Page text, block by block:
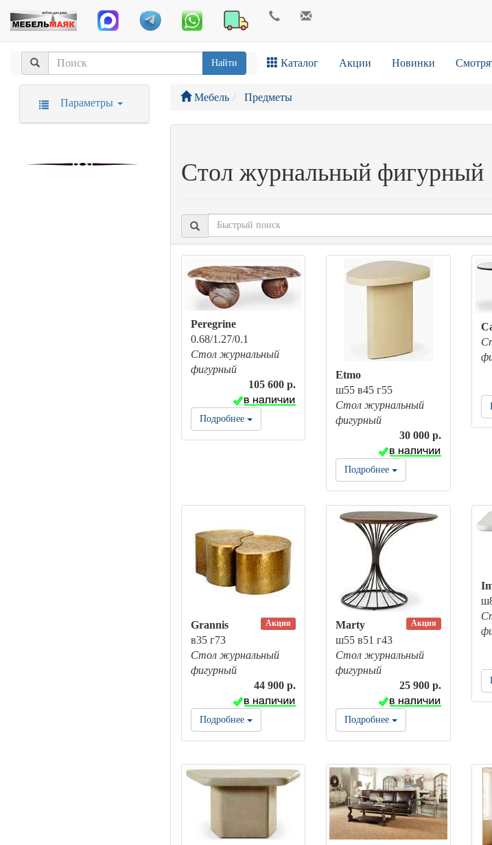
Найти Каталог Акции Новинки
Мебель Предметы
Стол журнальный фигурный
Peregrine
0.68/1.27/0.1
Стол журнальный
фигурный
105 600 р.
Подробнее
Etmo
ш55 в45 г55
Стол журнальный
фигурный
30 000 р.
Подробнее
Акция
Grannis
в35 г73
Стол журнальный
фигурный
44 900 р.
Подробнее
Акция
Marty
ш55 в51 г43
Стол журнальный
фигурный
25 900 р.
Подробнее
Параметры